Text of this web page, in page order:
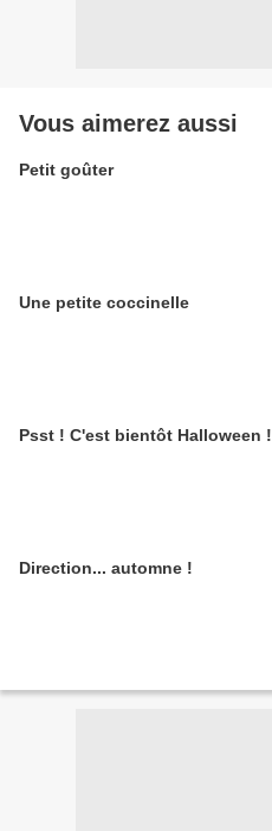
Vous aimerez aussi
Petit goûter
Une petite coccinelle
Psst ! C'est bientôt Halloween !
Direction... automne !